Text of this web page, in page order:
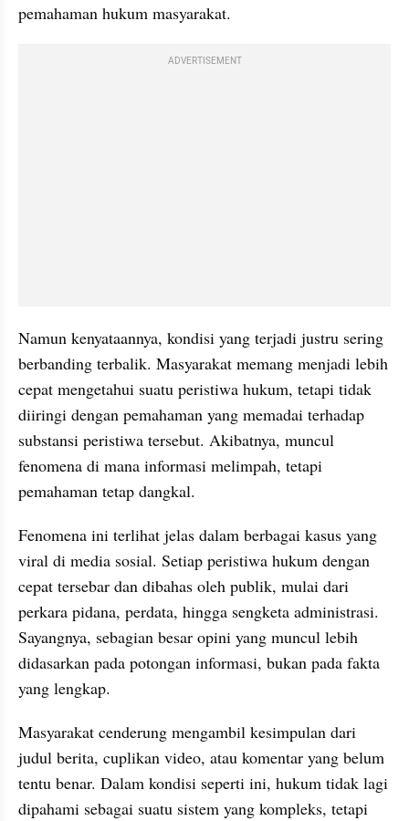
pemahaman hukum masyarakat.
ADVERTISEMENT
Namun kenyataannya, kondisi yang terjadi justru sering
berbanding terbalik. Masyarakat memang menjadi lebih
cepat mengetahui suatu peristiwa hukum, tetapi tidak
diiringi dengan pemahaman yang memadai terhadap
substansi peristiwa tersebut. Akibatnya, muncul
fenomena di mana informasi melimpah, tetapi
pemahaman tetap dangkal.
Fenomena ini terlihat jelas dalam berbagai kasus yang
viral di media sosial. Setiap peristiwa hukum dengan
cepat tersebar dan dibahas oleh publik, mulai dari
perkara pidana, perdata, hingga sengketa administrasi.
Sayangnya, sebagian besar opini yang muncul lebih
didasarkan pada potongan informasi, bukan pada fakta
yang lengkap.
Masyarakat cenderung mengambil kesimpulan dari
judul berita, cuplikan video, atau komentar yang belum
tentu benar. Dalam kondisi seperti ini, hukum tidak lagi
dipahami sebagai suatu sistem yang kompleks, tetapi